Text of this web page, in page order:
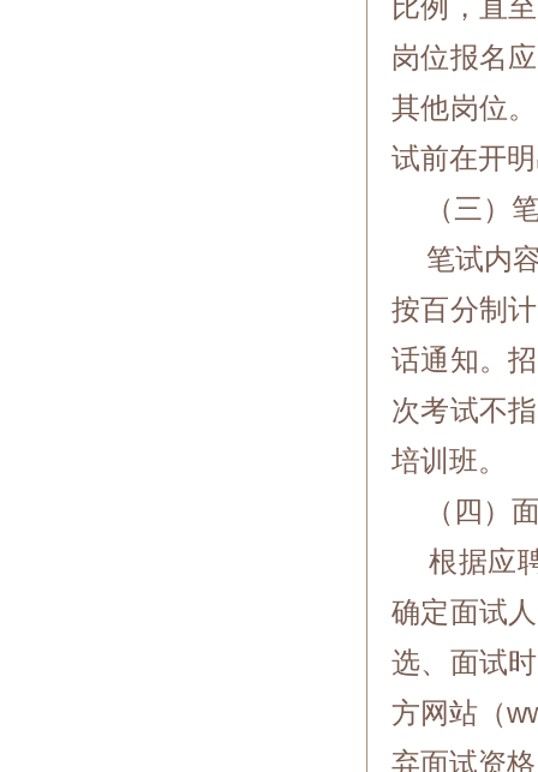
比例，直
岗位报名
其他岗位
试前在开
（三）
笔试内容
按百分制
话通知。
次考试不
培训班。
（四）
根据应聘
确定面试
选、面试
方网站（
弃面试资